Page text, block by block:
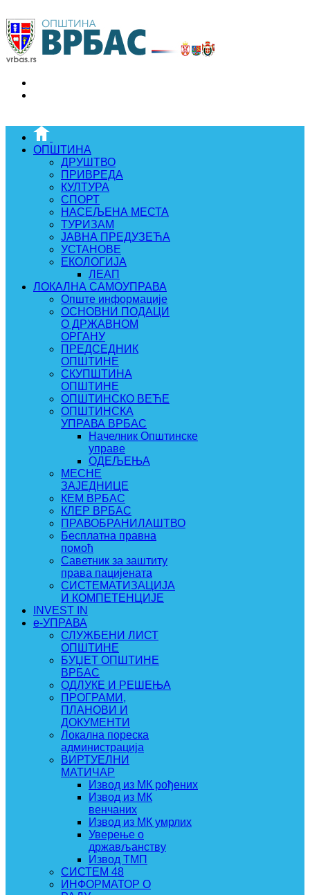
ОПШТИНА
ДРУШТВО
ПРИВРЕДА
КУЛТУРА
СПОРТ
НАСЕЉЕНА МЕСТА
ТУРИЗАМ
ЈАВНА ПРЕДУЗЕЋА
УСТАНОВЕ
ЕКОЛОГИЈА
ЛЕАП
ЛОКАЛНА САМОУПРАВА
Опште информације
ОСНОВНИ ПОДАЦИ
О ДРЖАВНОМ
ОРГАНУ
ПРЕДСЕДНИК
ОПШТИНЕ
СКУПШТИНА
ОПШТИНЕ
ОПШТИНСКО ВЕЋЕ
ОПШТИНСКА
УПРАВА ВРБАС
Начелник Општинске
управе
ОДЕЉЕЊА
МЕСНЕ
ЗАЈЕДНИЦЕ
КЕМ ВРБАС
КЛЕР ВРБАС
ПРАВОБРАНИЛАШТВО
Бесплатна правна
помоћ
Саветник за заштиту
права пацијената
СИСТЕМАТИЗАЦИЈА
И КОМПЕТЕНЦИЈЕ
INVEST IN
e-УПРАВА
СЛУЖБЕНИ ЛИСТ
ОПШТИНЕ
БУЏЕТ ОПШТИНЕ
ВРБАС
ОДЛУКЕ И РЕШЕЊА
ПРОГРАМИ,
ПЛАНОВИ И
ДОКУМЕНТИ
Локална пореска
администрација
ВИРТУЕЛНИ
МАТИЧАР
Извод из МК рођених
Извод из МК
венчаних
Извод из МК умрлих
Уверење о
држављанству
Извод ТМП
СИСТЕМ 48
ИНФОРМАТОР О